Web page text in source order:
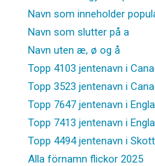
Navn som inneholder
Navn som slutter på a
Navn uten æ, ø og å
Topp 4103 jentenavn i
Topp 3523 jentenavn i
Topp 7647 jentenavn i
Topp 7413 jentenavn i
Topp 4494 jentenavn i
Alla förnamn flickor 2025